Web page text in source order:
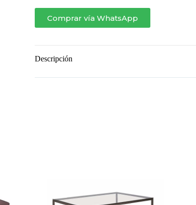
Comprar vía WhatsApp
Descripción